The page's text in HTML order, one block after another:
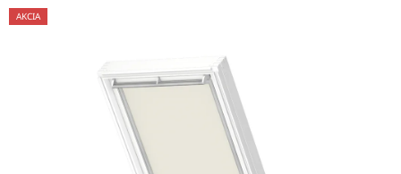
produktu
AKCIA